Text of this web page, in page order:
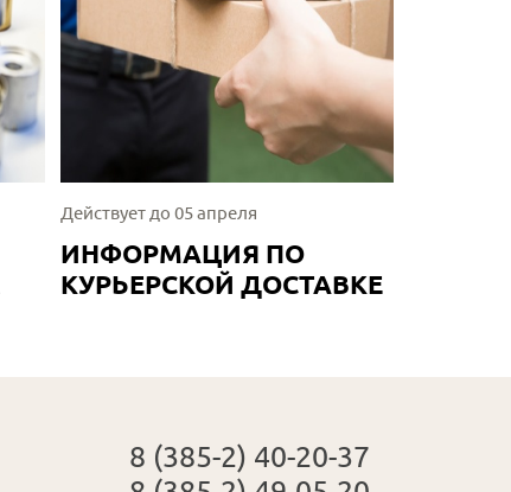
Действует до 05 апреля
ИНФОРМАЦИЯ ПО
КУРЬЕРСКОЙ ДОСТАВКЕ
8 (385-2) 40-20-37